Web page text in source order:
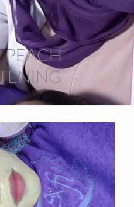
PEACH